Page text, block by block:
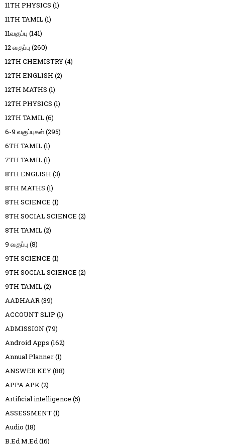
11TH PHYSICS (1)
11TH TAMIL(1)
11வகுப்பு (141)
12 வகுப்பு (260)
12TH CHEMISTRY(4)
12TH ENGLISH (2)
12TH MATHS (1)
12TH PHYSICS (1)
12TH TAMIL(6)
6-9 வகுப்புகள்(295)
6TH TAMIL(1)
7TH TAMIL(1)
8TH ENGLISH (3)
8TH MATHS (1)
8TH SCIENCE (1)
8TH SOCIAL SCIENCE (2)
8TH TAMIL(2)
9 வகுப்பு (8)
9TH SCIENCE (1)
9TH SOCIAL SCIENCE (2)
9TH TAMIL(2)
AADHAAR(39)
ACCOUNT SLIP (1)
ADMISSION (79)
Android Apps (162)
Annual Planner(1)
ANSWER KEY(88)
APPA APK(2)
Artificial intelligence (5)
ASSESSMENT(1)
Audio (18)
B.Ed M.Ed(16)